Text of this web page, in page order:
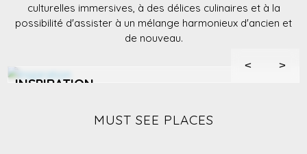
culturelles immersives, à des délices culinaires et à la
possibilité d'assister à un mélange harmonieux d'ancien et
de nouveau.
INSPIRATION
streets or Iran's ancient cities, uncovering stories of empires
< >
MUST SEE PLACES